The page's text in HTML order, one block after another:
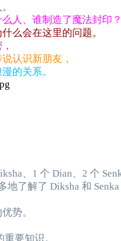
人、谁制造了魔法封印
么会在这里的问题。
认识新朋友，
的关系。
、1 个 Dian、2 个
地了解了 Diksha 和
势。
要知识。